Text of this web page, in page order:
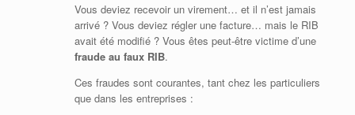
Vous deviez recevoir un virement… et il n’est jamais
arrivé ? Vous deviez régler une facture… mais le RIB
avait été modifié ? Vous êtes peut-être victime d’une
fraude au faux RIB.
Ces fraudes sont courantes, tant chez les particuliers
que dans les entreprises :